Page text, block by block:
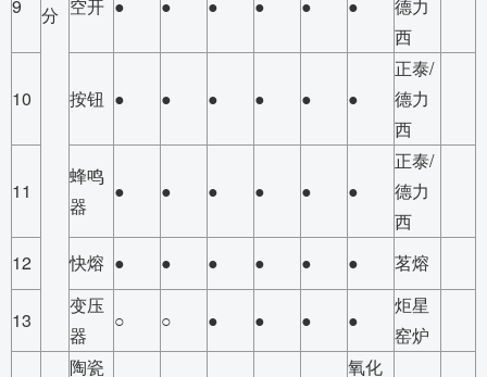
分
9 空开 ● ● ● ● ● ●
德力
西
10 按钮 ● ● ● ● ● ●
正泰/
德力
西
11
蜂鸣
器
● ● ● ● ● ●
正泰/
德力
西
12
快熔 ● ● ● ● ● ● 茗熔
13
变压
器
○ ○ ● ● ● ●
炬星
窑炉
陶瓷
氧化